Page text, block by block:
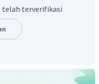
telah terverifikasi